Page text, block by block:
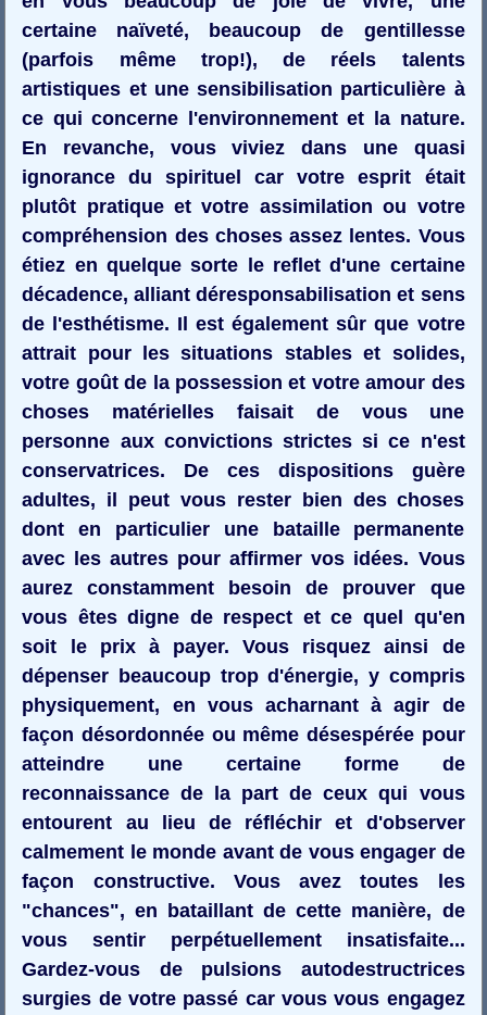
certaine naïveté, beaucoup de gentillesse
(parfois même trop!), de réels talents
artistiques et une sensibilisation particulière à
ce qui concerne l'environnement et la nature.
En revanche, vous viviez dans une quasi
ignorance du spirituel car votre esprit était
plutôt pratique et votre assimilation ou votre
compréhension des choses assez lentes. Vous
étiez en quelque sorte le reflet d'une certaine
décadence, alliant déresponsabilisation et sens
de l'esthétisme. Il est également sûr que votre
attrait pour les situations stables et solides,
votre goût de la possession et votre amour des
choses matérielles faisait de vous une
personne aux convictions strictes si ce n'est
conservatrices. De ces dispositions guère
adultes, il peut vous rester bien des choses
dont en particulier une bataille permanente
avec les autres pour affirmer vos idées. Vous
aurez constamment besoin de prouver que
vous êtes digne de respect et ce quel qu'en
soit le prix à payer. Vous risquez ainsi de
dépenser beaucoup trop d'énergie, y compris
physiquement, en vous acharnant à agir de
façon désordonnée ou même désespérée pour
atteindre une certaine forme de
reconnaissance de la part de ceux qui vous
entourent au lieu de réfléchir et d'observer
calmement le monde avant de vous engager de
façon constructive. Vous avez toutes les
"chances", en bataillant de cette manière, de
vous sentir perpétuellement insatisfaite...
Gardez-vous de pulsions autodestructrices
surgies de votre passé car vous vous engagez